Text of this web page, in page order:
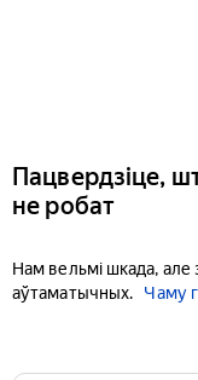
Пацвердзіце,
не робат
Нам вельмі шкада,
аўтаматычных.
Чаму